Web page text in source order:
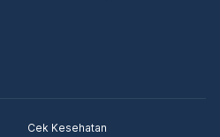
Cek Kesehatan